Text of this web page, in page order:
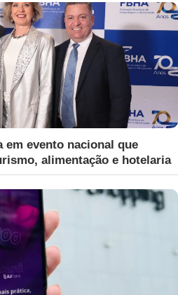
evento nacional que
alimentação e hotelaria